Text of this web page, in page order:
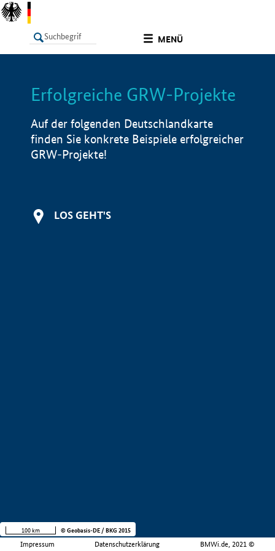
MENÜ
LISTE Info
Erfolgreiche GRW-Projekte
Auf der folgenden Deutschlandkarte
finden Sie konkrete Beispiele erfolgreicher
GRW-Projekte!
LOS GEHT'S
Impressum Datenschutzerklärung BMWi.de, 2021 ©
100 km © Geobasis-DE / BKG 2015